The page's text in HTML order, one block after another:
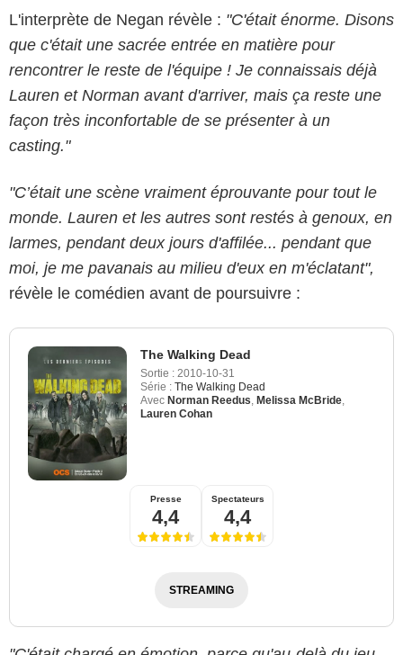
L'interprète de Negan révèle : "C'était énorme. Disons
que c'était une sacrée entrée en matière pour
rencontrer le reste de l'équipe ! Je connaissais déjà
Lauren et Norman avant d'arriver, mais ça reste une
façon très inconfortable de se présenter à un
casting."
"C’était une scène vraiment éprouvante pour tout le
monde. Lauren et les autres sont restés à genoux, en
larmes, pendant deux jours d'affilée... pendant que
moi, je me pavanais au milieu d'eux en m'éclatant",
révèle le comédien avant de poursuivre :
The Walking Dead
Sortie : 2010-10-31
Série : The Walking Dead
Avec Norman Reedus Melissa McBride
Lauren Cohan
Presse
4,4
Spectateurs
4,4
STREAMING